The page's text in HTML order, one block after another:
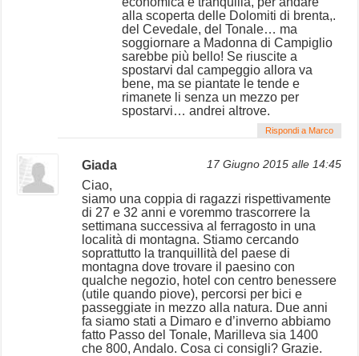
alla scoperta delle Dolomiti di brenta,.
del Cevedale, del Tonale… ma
soggiornare a Madonna di Campiglio
sarebbe più bello! Se riuscite a
spostarvi dal campeggio allora va
bene, ma se piantate le tende e
rimanete li senza un mezzo per
spostarvi… andrei altrove.
Rispondi a Marco
Giada 17 Giugno 2015 alle 14:45
Ciao,
siamo una coppia di ragazzi rispettivamente
di 27 e 32 anni e voremmo trascorrere la
settimana successiva al ferragosto in una
località di montagna. Stiamo cercando
soprattutto la tranquillità del paese di
montagna dove trovare il paesino con
qualche negozio, hotel con centro benessere
(utile quando piove), percorsi per bici e
passeggiate in mezzo alla natura. Due anni
fa siamo stati a Dimaro e d’inverno abbiamo
fatto Passo del Tonale, Marilleva sia 1400
che 800, Andalo. Cosa ci consigli? Grazie.